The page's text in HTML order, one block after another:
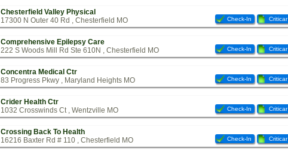
Chesterfield Valley Physical
17300 N Outer 40 Rd , Chesterfield MO
Check-In Criticar
Comprehensive Epilepsy Care
222 S Woods Mill Rd Ste 610N , Chesterfield MO
Check-In Criticar
Concentra Medical Ctr
83 Progress Pkwy , Maryland Heights MO
Check-In Criticar
Crider Health Ctr
1032 Crosswinds Ct , Wentzville MO
Check-In Criticar
Crossing Back To Health
16216 Baxter Rd # 110 , Chesterfield MO
Check-In Criticar